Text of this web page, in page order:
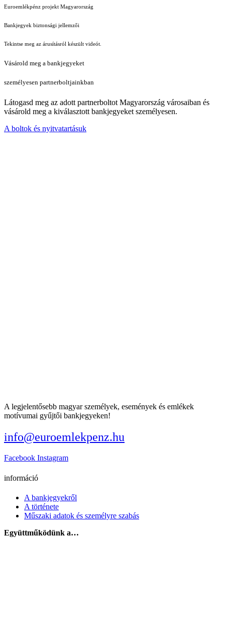
Euroemlékpénz projekt Magyarország
Bankjegyek biztonsági jellemzői
Tekintse meg az árusításról készült videót.
Vásárold meg a bankjegyeket
személyesen partnerboltjainkban
Látogasd meg az adott partnerboltot Magyarország városaiban és
vásárold meg a kiválasztott bankjegyeket személyesen.
A boltok és nyitvatartásuk
A legjelentősebb magyar személyek, események és emlékek
motívumai gyűjtői bankjegyeken!
info@euroemlekpenz.hu
Facebook Instagram
információ
A bankjegyekről
A története
Műszaki adatok és személyre szabás
Együttműködünk a…